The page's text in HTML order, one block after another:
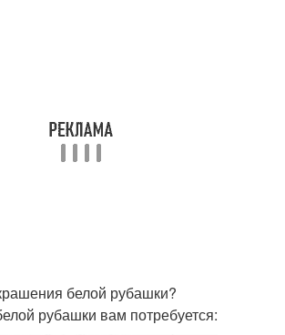
белой рубашки?
рубашки вам потребуется: